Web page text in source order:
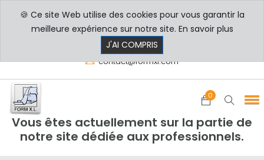
PROFESSIONNELS PARTICULIERS
contact@formxl.com
0
Vous êtes actuellement sur la partie de
notre site dédiée aux professionnels.
🍪 Ce site Web utilise des cookies pour vous garantir la
meilleure expérience sur notre site. En savoir plus
J'AI COMPRIS